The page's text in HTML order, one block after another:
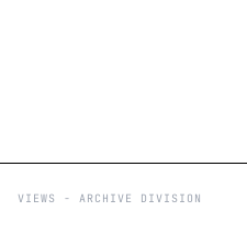
VIEWS - ARCHIVE DIVISION